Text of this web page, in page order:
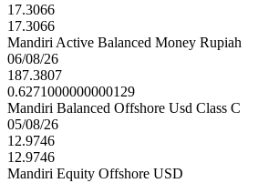
17.3066
17.3066
Mandiri Active Balanced Money Rupiah
06/08/26
187.3807
0.6271000000000129
Mandiri Balanced Offshore Usd Class C
05/08/26
12.9746
12.9746
Mandiri Equity Offshore USD